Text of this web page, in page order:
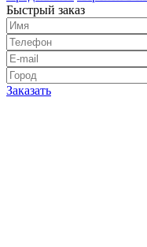
Быстрый заказ
Заказать